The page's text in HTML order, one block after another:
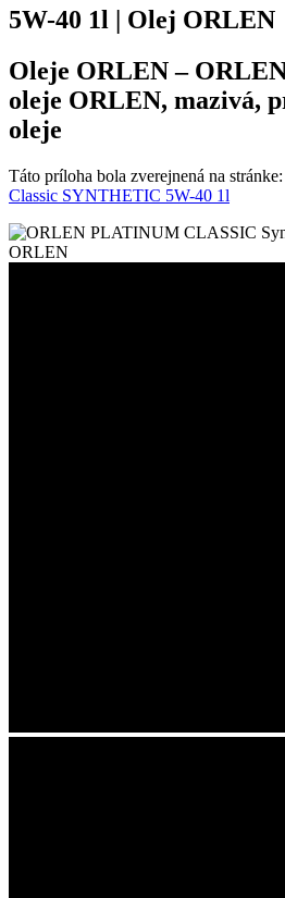
5W-40 1l | Olej ORLEN
Oleje ORLEN –
oleje ORLEN, mazivá,
oleje
Táto príloha bola zverejnená na stránke:
Classic SYNTHETIC 5W-40 1l